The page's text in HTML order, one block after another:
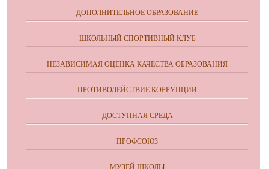
ДОПОЛНИТЕЛЬНОЕ ОБРАЗОВАНИЕ
ШКОЛЬНЫЙ СПОРТИВНЫЙ КЛУБ
НЕЗАВИСИМАЯ ОЦЕНКА КАЧЕСТВА ОБРАЗОВАНИЯ
ПРОТИВОДЕЙСТВИЕ КОРРУПЦИИ
ДОСТУПНАЯ СРЕДА
ПРОФСОЮЗ
МУЗЕЙ ШКОЛЫ